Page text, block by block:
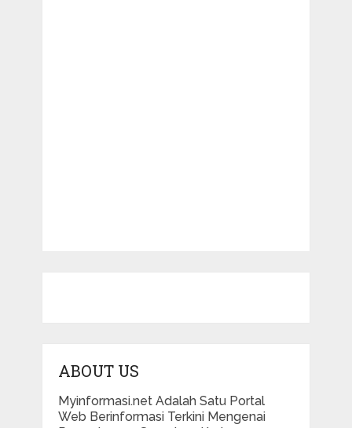
ABOUT US
Myinformasi.net Adalah Satu Portal
Web Berinformasi Terkini Mengenai